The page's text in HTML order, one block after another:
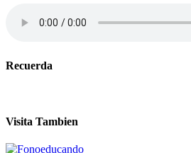
Recuerda
Visita Tambien